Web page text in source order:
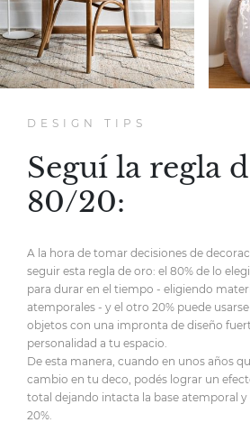
DESIGN TIPS
Seguí la regla
80/20:
A la hora de tomar decisiones de
seguir esta regla de oro: el 80% de lo
para durar en el tiempo - eligiendo
atemporales - y el otro 20% puede
objetos con una impronta de diseño
personalidad a tu espacio.
De esta manera, cuando en unos años
cambio en tu deco, podés lograr un
total dejando intacta la base atemporal
20%.